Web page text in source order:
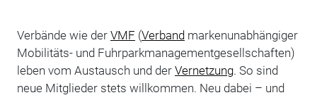
Verbände wie der VMF (Verbandmarkenunabhängiger
Mobilitäts- und Fuhrparkmanagementgesellschaften)
leben vom Austausch und der Vernetzung. So sind
neue Mitglieder stets willkommen. Neu dabei – und